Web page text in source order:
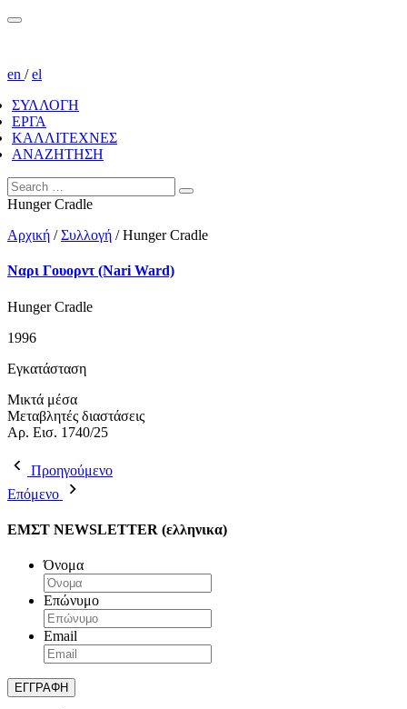
en /el
ΣΥΛΛΟΓΗ
ΕΡΓΑ
ΚΑΛΛΙΤΕΧΝΕΣ
ΑΝΑΖΗΤΗΣΗ
Hunger Cradle
Αρχική /Συλλογή /Hunger Cradle
Ναρι Γουορντ (Nari Ward)
Hunger Cradle
1996
Εγκατάσταση
Μικτά μέσα
Μεταβλητές διαστάσεις
Αρ. Εισ. 1740/25
Προηγούμενο
Επόμενο
ΕΜΣΤ NEWSLETTER (ελληνικα)
Όνομα
Επώνυμο
Email